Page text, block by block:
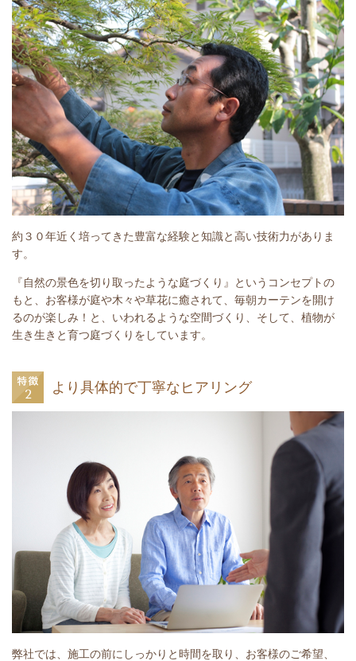
約３０年近く培ってきた豊富な経験と知識と高い技術力がありま
す。
『自然の景色を切り取ったような庭づくり』というコンセプトの
もと、お客様が庭や木々や草花に癒されて、毎朝カーテンを開け
るのが楽しみ！と、いわれるような空間づくり、そして、植物が
生き生きと育つ庭づくりをしています。
より具体的で丁寧なヒアリング
弊社では、施工の前にしっかりと時間を取り、お客様のご希望、